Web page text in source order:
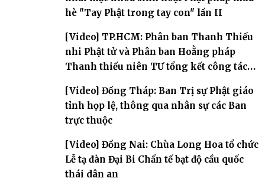
hè "Tay Phật trong tay con" lần II
[Video] TP.HCM: Phân ban Thanh Thiếu
nhi Phật tử và Phân ban Hoằng pháp
Thanh thiếu niên TƯ tổng kết công tác
[Video] Đồng Tháp: Ban Trị sự Phật giáo
tỉnh họp lệ, thông qua nhân sự các Ban
trực thuộc
[Video] Đồng Nai: Chùa Long Hoa tổ chức
Lễ tạ đàn Đại Bi Chẩn tế bạt độ cầu quốc
thái dân an